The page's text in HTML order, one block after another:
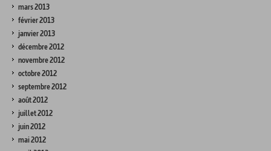
mars 2013
février 2013
janvier 2013
décembre 2012
novembre 2012
octobre 2012
septembre 2012
août 2012
juillet 2012
juin 2012
mai 2012